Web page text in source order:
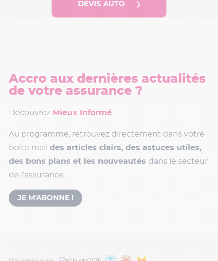
DEVIS AUTO
Accro aux dernières actualités
de votre assurance ?
Découvrez Mieux Informé
Au programme, retrouvez directement dans votre
boîte mail des articles clairs, des astuces utiles,
des bons plans et les nouveautés dans le secteur
de l’assurance.
JE M'ABONNE !